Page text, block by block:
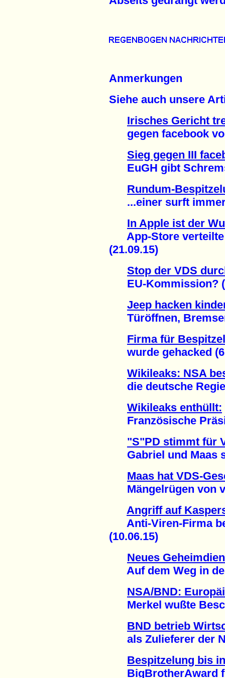
Anmerkungen
Siehe auch unsere
Irisches Gericht
gegen facebook
Sieg gegen III
EuGH gibt
Rundum-
...einer surft immer
In Apple ist der
App-Store verteilte
(21.09.15)
Stop der VDS
EU-Kommission?
Jeep hacken
Türöffnen,
Firma für
wurde gehacked
Wikileaks: NSA
die deutsche
Wikileaks enthüllt:
Französische
"S"PD stimmt für
Gabriel und Maas
Maas hat VDS-
Mängelrügen von
Angriff auf
Anti-Viren-Firma
(10.06.15)
Neues
Auf dem Weg in
NSA/BND:
Merkel wußte
BND betrieb
als Zulieferer der
Bespitzelung bis
BigBrotherAward